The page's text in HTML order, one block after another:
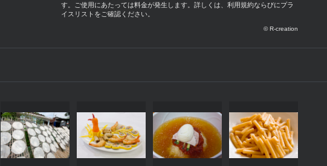
す。ご使用にあたっては料金が発生します。詳しくは、利用規約ならびにプラ
イスリストをご確認ください。
© R-creation